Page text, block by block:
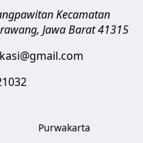
Kecamatan
, Jawa Barat 41315
Purwakarta